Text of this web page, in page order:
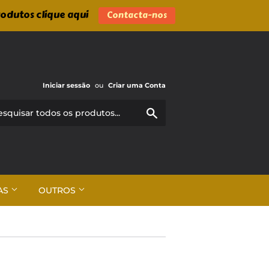
clique aqui Contacta-nos
Iniciar sessão ou Criar uma Conta
OUTROS